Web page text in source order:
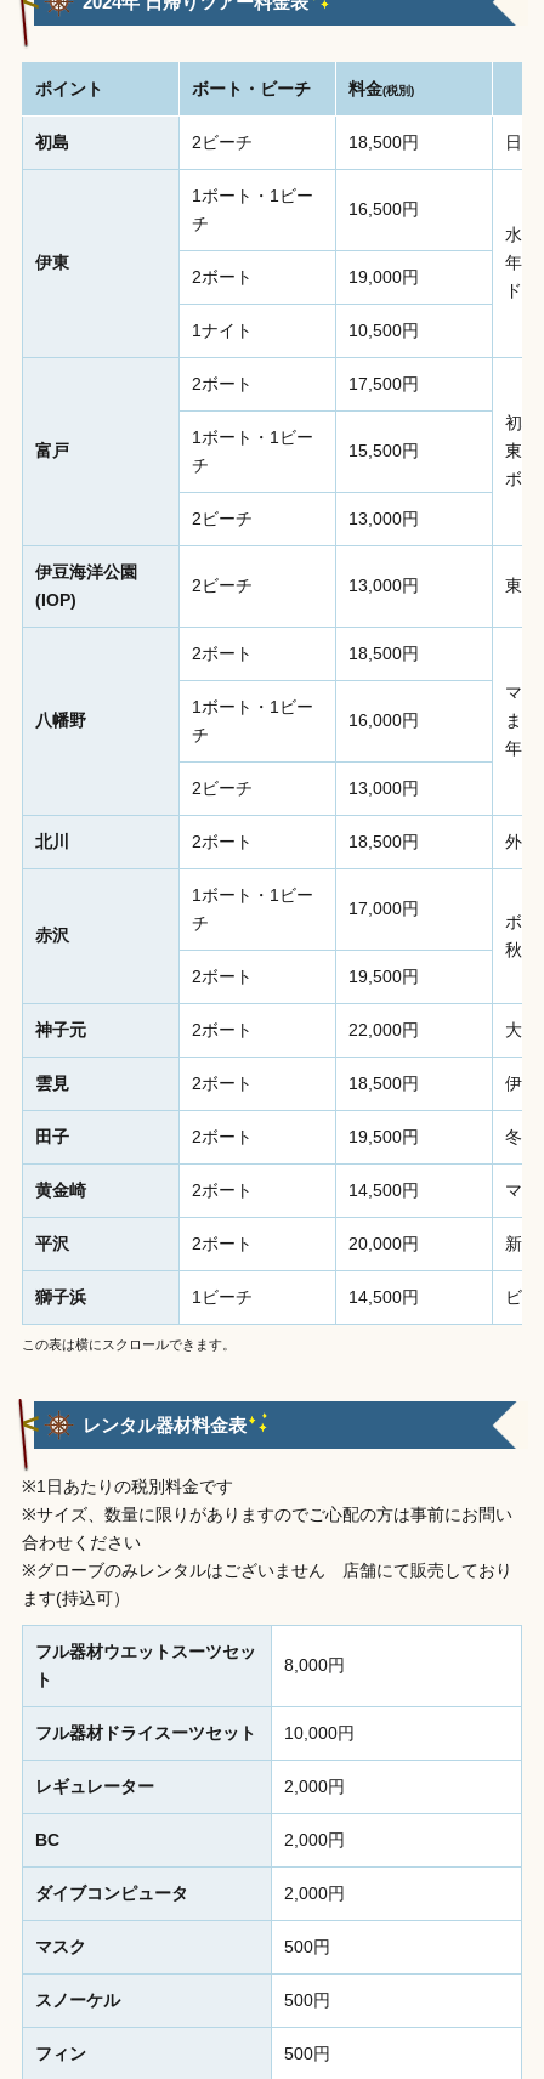
ポイント ボート・ビーチ 料金(税別)
初島 2ビーチ 18,500円 日
伊東
1ボート・1ビー
チ
16,500円
水深
年に
ド
2ボート 19,000円
1ナイト 10,500円
富戸
2ボート
17,500円
初心
東伊
ボー
1ボート・1ビー
チ
15,500円
2ビーチ 13,000円
伊豆海洋公園
(IOP)
2ビーチ 13,000円 東伊
八幡野
2ボート
18,500円
マク
ま
年に
1ボート・1ビー
チ
16,000円
2ビーチ 13,000円
北川 2ボート 18,500円 外海
赤沢
1ボート・1ビー
チ
17,000円
ボー
秋に
2ボート
19,500円
神子元 2ボート 22,000円 大物
雲見 2ボート 18,500円 伊豆
田子 2ボート 19,500円 冬場
黄金崎 2ボート 14,500円 マク
平沢 2ボート 20,000円 新し
獅子浜 1ビーチ 14,500円 ビ
この表は横にスクロールできます。
レンタル器材料金表
※1日あたりの税別料金です
※サイズ、数量に限りがありますのでご心配の方は事前にお問い
合わせください
※グローブのみレンタルはございません 店舗にて販売しており
ます(持込可）
フル器材ウエットスーツセッ
ト
8,000円
フル器材ドライスーツセット 10,000円
レギュレーター 2,000円
BC 2,000円
ダイブコンピュータ 2,000円
マスク 500円
スノーケル 500円
フィン 500円